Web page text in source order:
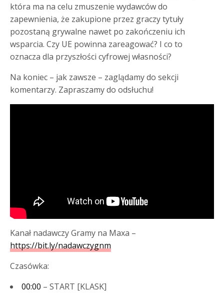
która ma na celu zmuszenie wydawców do
zapewnienia, że zakupione przez graczy tytuły
pozostaną grywalne nawet po zakończeniu ich
wsparcia. Czy UE powinna zareagować? I co to
oznacza dla przyszłości cyfrowej własności?
Na koniec – jak zawsze – zaglądamy do sekcji
komentarzy. Zapraszamy do odsłuchu!
Kanał nadawczy Gramy na Maxa –
https://bit.ly/nadawczygnm
Czasówka:
00:00 – START [KLASK]